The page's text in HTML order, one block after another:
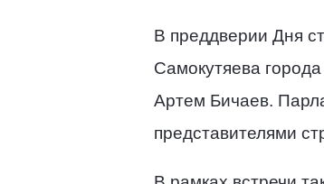
В преддверии Дня
Самокутяева
Артем Бичаев.
представителями